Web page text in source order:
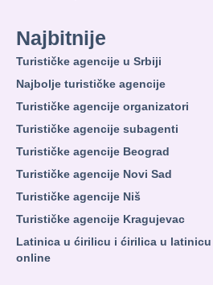
Najbitnije
Turističke agencije u Srbiji
Najbolje turističke agencije
Turističke agencije organizatori
Turističke agencije subagenti
Turističke agencije Beograd
Turističke agencije Novi Sad
Turističke agencije Niš
Turističke agencije Kragujevac
Latinica u ćirilicu i ćirilica u
online